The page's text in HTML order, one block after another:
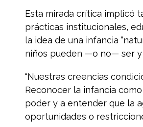
Esta mirada crítica implicó
prácticas institucionales,
la idea de una infancia
niños pueden —o no— ser y
“Nuestras creencias
Reconocer la infancia
poder y a entender que la
oportunidades o